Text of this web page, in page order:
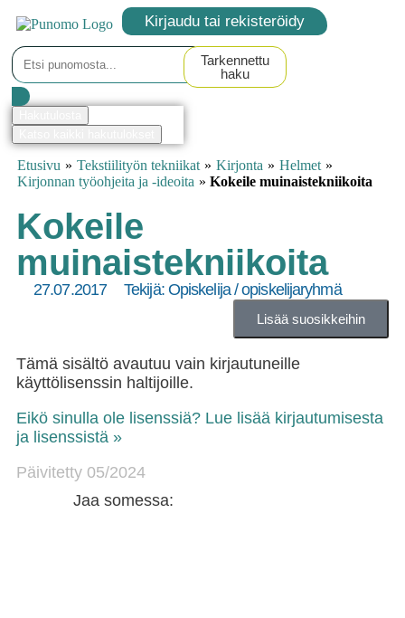
Kirjaudu tai rekisteröidy
Tarkennettu
haku
Etusivu » Tekstiilityön tekniikat » Kirjonta » Helmet »
Kirjonnan työohjeita ja -ideoita » Kokeile muinaistekniikoita
Kokeile
muinaistekniikoita
27.07.2017 Tekijä:Opiskelija / opiskelijaryhmä
Lisää suosikkeihin
Tämä sisältö avautuu vain kirjautuneille
käyttölisenssin haltijoille.
Eikö sinulla ole lisenssiä? Lue lisää kirjautumisesta
ja lisenssistä »
Päivitetty 05/2024
Jaa somessa: